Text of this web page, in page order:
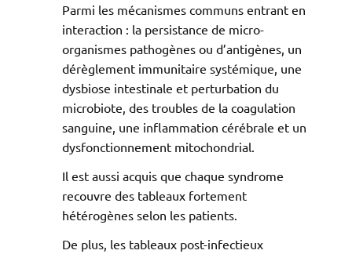
Parmi les mécanismes communs entrant en
interaction : la persistance de micro-
organismes pathogènes ou d’antigènes, un
dérèglement immunitaire systémique, une
dysbiose intestinale et perturbation du
microbiote, des troubles de la coagulation
sanguine, une inflammation cérébrale et un
dysfonctionnement mitochondrial.
Il est aussi acquis que chaque syndrome
recouvre des tableaux fortement
hétérogènes selon les patients.
De plus, les tableaux post-infectieux